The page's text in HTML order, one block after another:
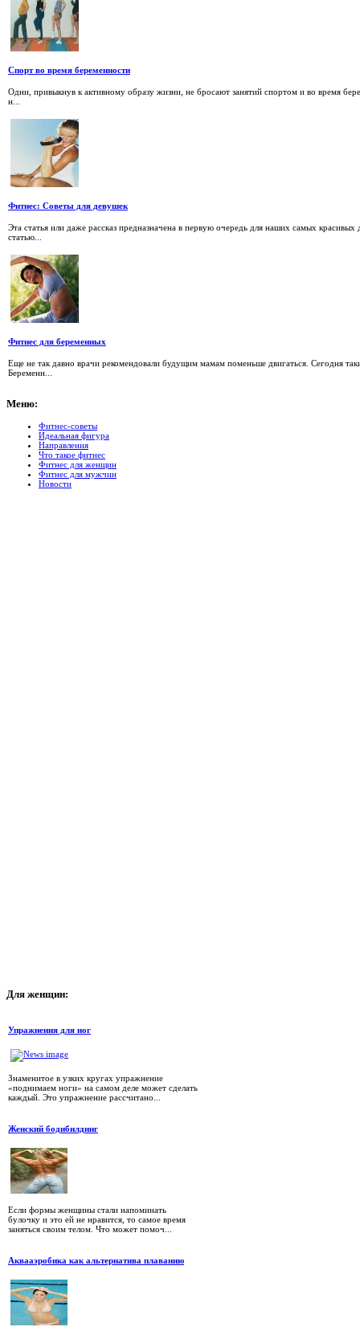
Спорт во время беременности
Одни, привыкнув к активному образу жизни, не бросают занятий спортом и во время
н...
Фитнес: Советы для девушек
Эта статья или даже рассказ предназначена в первую очередь для наших самых
статью...
Фитнес для беременных
Еще не так давно врачи рекомендовали будущим мамам поменьше двигаться. Сегодня
Беременн...
Меню:
Фитнес-советы
Идеальная фигура
Направления
Что такое фитнес
Фитнес для женщин
Фитнес для мужчин
Новости
Для женщин:
Упражнения для ног
Знаменитое в узких кругах упражнение
«поднимаем ноги» на самом деле может сделать
каждый. Это упражнение рассчитано...
Женский бодибилдинг
Если формы женщины стали напоминать
булочку и это ей не нравится, то самое время
заняться своим телом. Что может помоч...
Аквааэробика как альтернатива плаванию